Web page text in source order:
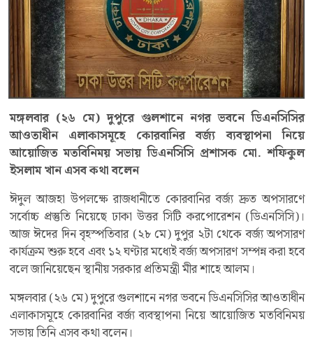
মঙ্গলবার (২৬ মে) দুপুরে গুলশানে নগর ভবনে ডিএনসিসির
আওতাধীন এলাকাসমূহে কোরবানির বর্জ্য ব্যবস্থাপনা নিয়ে
আয়োজিত মতবিনিময় সভায় ডিএনসিসি প্রশাসক মো. শফিকুল
ইসলাম খান এসব কথা বলেন
ঈদুল আজহা উপলক্ষে রাজধানীতে কোরবানির বর্জ্য দ্রুত অপসারণে
সর্বোচ্চ প্রস্তুতি নিয়েছে ঢাকা উত্তর সিটি করপোরেশন (ডিএনসিসি)।
আজ ঈদের দিন বৃহস্পতিবার (২৮ মে) দুপুর ২টা থেকে বর্জ্য অপসারণ
কার্যক্রম শুরু হবে এবং ১২ ঘণ্টার মধ্যেই বর্জ্য অপসারণ সম্পন্ন করা হবে
বলে জানিয়েছেন স্থানীয় সরকার প্রতিমন্ত্রী মীর শাহে আলম।
মঙ্গলবার (২৬ মে) দুপুরে গুলশানে নগর ভবনে ডিএনসিসির আওতাধীন
এলাকাসমূহে কোরবানির বর্জ্য ব্যবস্থাপনা নিয়ে আয়োজিত মতবিনিময়
সভায় তিনি এসব কথা বলেন।